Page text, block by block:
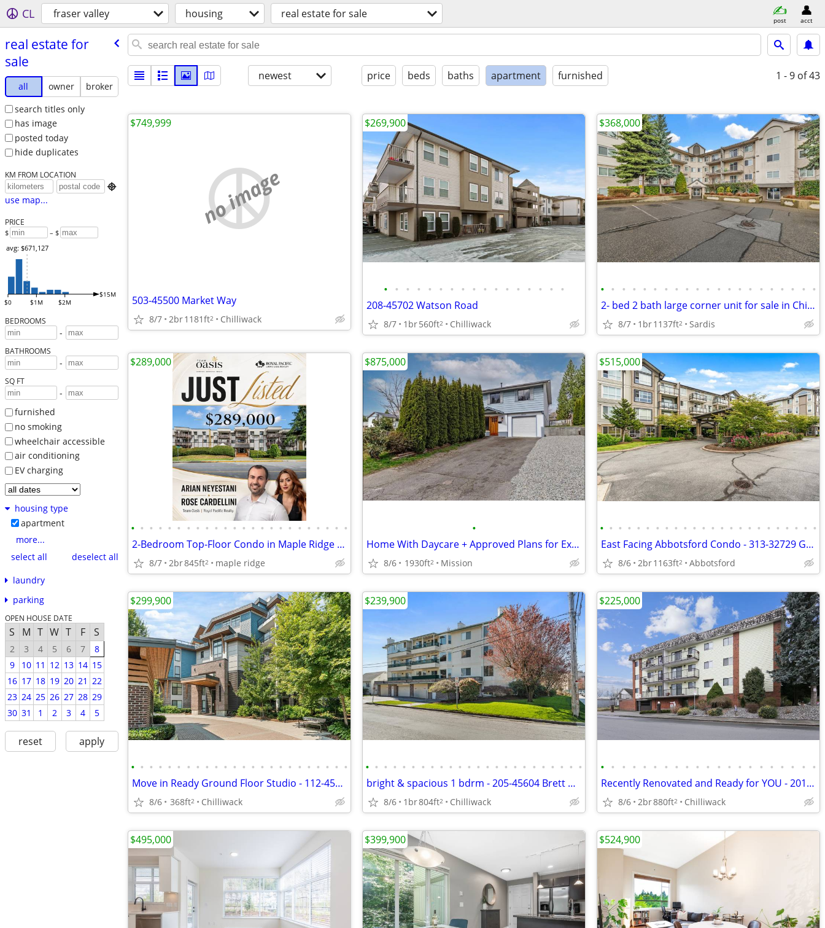
CL fraser valley housing real estate for sale post acct
real estate for
sale
all owner
broker
search titles only
has image
posted today
hide duplicates
KM FROM LOCATION

use map...
PRICE
$ – $
$0 $1M $2M
$15M
avg: $671,127
BEDROOMS
-
BATHROOMS
-
SQ FT
-
furnished
no smoking
wheelchair accessible
air conditioning
EV charging
housing type
apartment
more...
select all
deselect all
laundry
parking
OPEN HOUSE DATE
S M T W T F S
2 3 4 5 6 7
8
9
10 11 12 13 14 15
16 17 18 19 20 21 22
23 24 25 26 27 28 29
30 31 1 2 3 4 5
reset apply
newest price beds baths apartment furnished 1 - 9 of 43
no image
503-45500 Market Way
8/7 2br1181ft2 Chilliwack
$749,999
• • • • • • • • • • • • • • • • •
208-45702 Watson Road
8/7 1br560ft2 Chilliwack
$269,900
• • • • • • • • • • • • • • • • • • • • •
2- bed 2 bath large corner unit for sale in Chilliwack
8/7 1br1137ft2 Sardis
$368,000
• • • • • • • • • • • • • • • • • • • • • • • •
2-Bedroom Top-Floor Condo in Maple Ridge | $289,000
8/7 2br845ft2 maple ridge
$289,000
•
Home With Daycare + Approved Plans for Expansion
8/6 1930ft2 Mission
$875,000
• • • • • • • • • • • • • • • • • • • • • • • •
East Facing Abbotsford Condo - 313-32729 Garibaldi Dr
8/6 2br1163ft2 Abbotsford
$515,000
• • • • • • • • • • • • • • • • • • • • • • • •
Move in Ready Ground Floor Studio - 112-45500 Market Way
8/6 368ft2 Chilliwack
$299,900
• • • • • • • • • • • • • • • • • • • • • • • •
bright & spacious 1 bdrm - 205-45604 Brett Ave
8/6 1br804ft2 Chilliwack
$239,900
• • • • • • • • • • • • • • • • • • • • •
Recently Renovated and Ready for YOU - 201-9417 Nowell St.
8/6 2br880ft2 Chilliwack
$225,000
$495,000 $399,900 $524,900